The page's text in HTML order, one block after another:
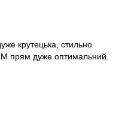
крутецька, стильно
М прям дуже оптимальний.